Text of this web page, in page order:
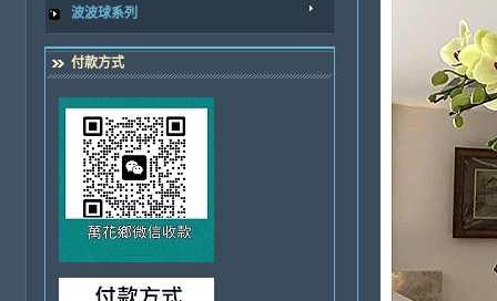
波波球系列
付款方式